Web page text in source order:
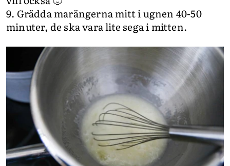
9. Grädda marängerna mitt i ugnen 40-50
minuter, de ska vara lite sega i mitten.